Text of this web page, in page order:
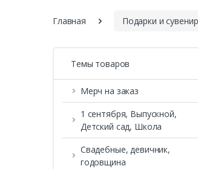
Главная Подарки и
Темы товаров
Мерч на заказ
1 сентября, Выпускной,
Детский сад, Школа
Свадебные, девичник,
годовщина